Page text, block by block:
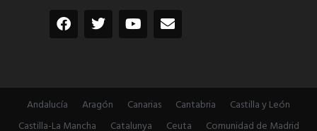
Andalucía Aragón Canarias Cantabria
Castilla y León
Castilla-La Mancha
Catalunya Ceuta Comunidad de Madrid